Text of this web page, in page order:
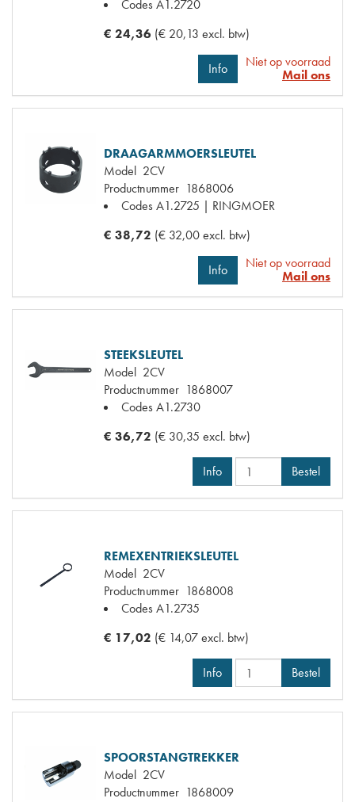
CodesA1.2720
€ 24,36 (€ 20,13 excl. btw)
Info
Niet op voorraad
Mail ons
DRAAGARMMOERSLEUTEL
Model 2CV
Productnummer 1868006
CodesA1.2725 | RINGMOER
€ 38,72 (€ 32,00 excl. btw)
Info
Niet op voorraad
Mail ons
STEEKSLEUTEL
Model 2CV
Productnummer 1868007
CodesA1.2730
€ 36,72 (€ 30,35 excl. btw)
Info Bestel
REMEXENTRIEKSLEUTEL
Model 2CV
Productnummer 1868008
CodesA1.2735
€ 17,02 (€ 14,07 excl. btw)
Info Bestel
SPOORSTANGTREKKER
Model 2CV
Productnummer 1868009